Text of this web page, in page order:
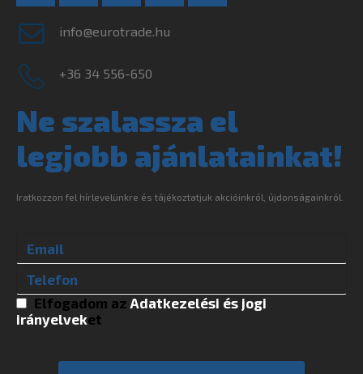
info@eurotrade.hu
+36 34 556-650
Ne szalassza el
legjobb ajánlatainkat!
Iratkozzon fel hírlevelünkre és tájékoztatjuk akcióinkról, újdonságainkról.
Elfogadom az Adatkezelési és jogi
irányelveket